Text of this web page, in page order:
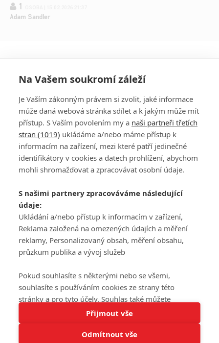
Tato stránka používá soubory cookies.
1
Adam Sandler
PŘIHLÁSIT
REGISTROVAT
DISKUZE
Šéfredaktorkou webu jePetr Slavík, e-mailserialy@fandimefilmu.cz
Máte-li zájem o inzerci na našem webu napište nám na e-mail
studio@koncal.com
Ochrana osobních údajů|Zásady používání cookies |Pravidla webu
Upravit nastavení soukromí
© 2016 – 2026 FandimeSerialum.cz / All rights reserved /
Na Vašem soukromí záleží
Je Vaším zákonným právem si zvolit, jaké informace
může daná webová stránka sdílet a k jakým může mít
přístup. S Vaším povolením my a naši partneři třetích
stran (1019) ukládáme a/nebo máme přístup k
informacím na zařízení, mezi které patří jedinečné
identifikátory v cookies a datech prohlížení, abychom
mohli shromažďovat a zpracovávat osobní údaje.
S našimi partnery zpracováváme následující
údaje:
Ukládání a/nebo přístup k informacím v zařízení,
Reklama založená na omezených údajích a měření
reklamy, Personalizovaný obsah, měření obsahu,
průzkum publika a vývoj služeb
Pokud souhlasíte s některými nebo se všemi,
souhlasíte s používáním cookies ze strany této
stránky a pro tyto účely. Souhlas také můžete
odmítnout, ale v takovém případě vám na stránce
nebudou k dispozici některé personalizované funkce.
Vaše volby souhlasu se budou vztahovat pouze na
Přijmout vše
Odmítnout vše